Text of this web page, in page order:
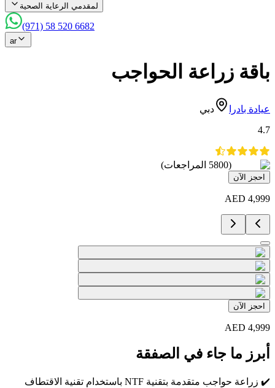
لمقدمي الرعاية الصحية
(971) 58 520 6682
ar
باقة زراعة الحواجب
عيادة بادرا
دبي
4.7
(
5800 المراجعات)
احجز الآن
4,999
AED
احجز الآن
4,999
AED
أبرز ما جاء في الصفقة
✔️
زراعة حواجب متقدمة بتقنية NTF باستخدام تقنية الاقتطاف